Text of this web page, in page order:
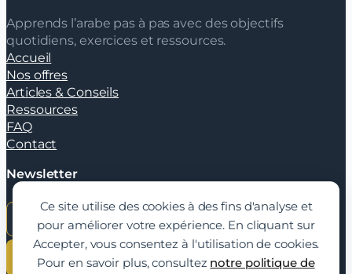
Ce site utilise des cookies à des fins d'analyse et
pour améliorer votre expérience. En cliquant sur
Accepter, vous consentez à l'utilisation de cookies.
Pour en savoir plus, consultez notre politique de
Apprends l’arabe pas à pas avec des objectifs
quotidiens, exercices et ressources.
Accueil
Nos offres
Articles & Conseils
Ressources
FAQ
Contact
Newsletter
JE M'INSCRIS